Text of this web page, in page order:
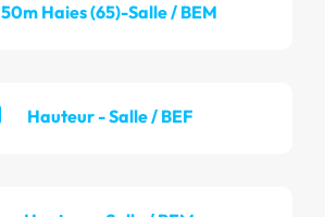
50m Haies (65)-Salle / BEM
Hauteur - Salle / BEF